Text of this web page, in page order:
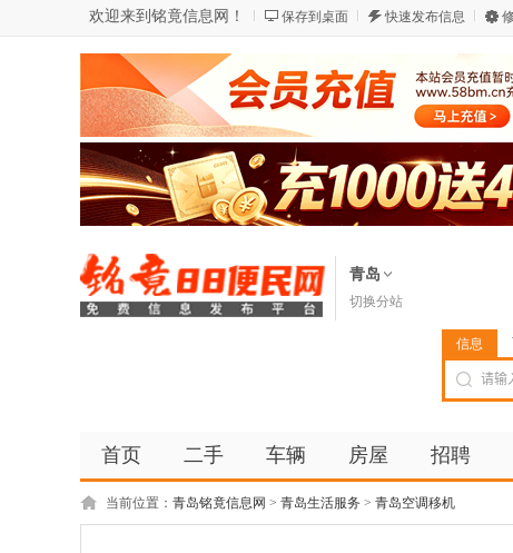
欢迎来到铭竟信息网！ 保存到桌面 快速发布信息
青岛
切换分站
信息
首页 二手 车辆 房屋 招聘
当前位置： 青岛铭竟信息网 > 青岛生活服务 > 青岛空调移机